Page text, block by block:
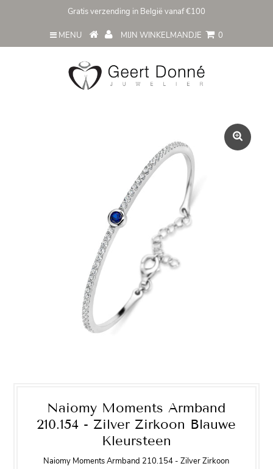
Gratis verzending in België vanaf €100
MENU MIJN WINKELMANDJE 0
Naiomy Moments Armband
210.154 - Zilver Zirkoon Blauwe
Kleursteen
Naiomy Moments Armband 210.154 - Zilver Zirkoon